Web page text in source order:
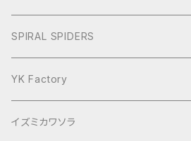
ヨースケNIGHT
SPIRAL SPIDERS
YK Factory
イズミカワソラ